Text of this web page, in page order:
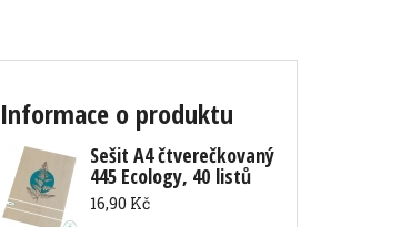
Informace o produktu
Sešit A4 čtverečkovaný
445 Ecology, 40 listů
16,90 Kč